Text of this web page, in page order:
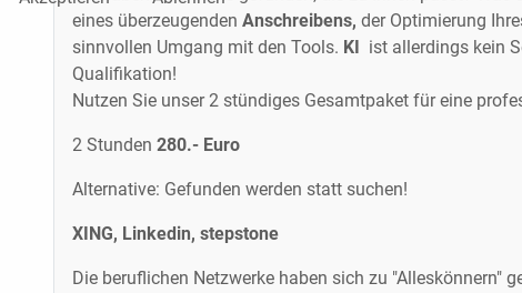
eines überzeugenden Anschreibens, der Optimierung
sinnvollen Umgang mit den Tools. KI
ist allerdings kein
Qualifikation!
Nutzen Sie unser 2 stündiges Gesamtpaket für eine
2 Stunden 280.- Euro
Alternative: Gefunden werden statt suchen!
XING, Linkedin, stepstone
Die beruflichen Netzwerke haben sich zu "Alleskönnern"